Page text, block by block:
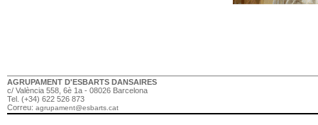
AGRUPAMENT D'ESBARTS DANSAIRES
c/ València 558, 6è 1a - 08026 Barcelona
Tel. (+34) 622 526 873
Correu: agrupament@esbarts.cat